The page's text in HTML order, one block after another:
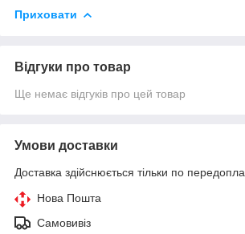
Приховати
Відгуки про товар
Ще немає відгуків про цей товар
Умови доставки
Доставка здійснюється тільки по
Нова Пошта
Самовивіз